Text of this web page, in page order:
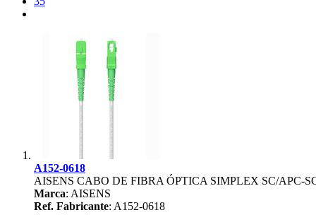
A152-0618
AISENS CABO DE FIBRA ÓPTICA SIMPLEX SC/APC-
Marca: AISENS
Ref. Fabricante: A152-0618